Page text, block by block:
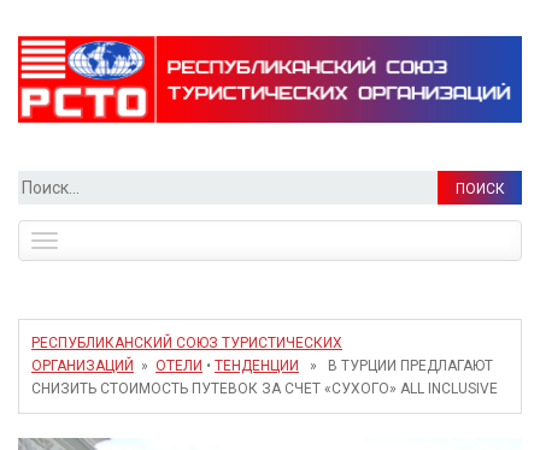
Найти:
navigation
РЕСПУБЛИКАНСКИЙ СОЮЗ ТУРИСТИЧЕСКИХ
ОРГАНИЗАЦИЙ
» ОТЕЛИ • ТЕНДЕНЦИИ
» В ТУРЦИИ ПРЕДЛАГАЮТ
СНИЗИТЬ СТОИМОСТЬ ПУТЕВОК ЗА СЧЕТ «СУХОГО» ALL INCLUSIVE